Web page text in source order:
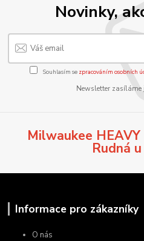
Novinky,
Souhlasím se zpracováním osobních
Newsletter zasíláme
Milwaukee
Rudná
Informace pro zákazníky
O nás